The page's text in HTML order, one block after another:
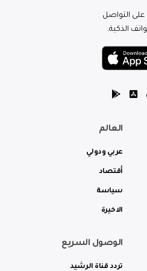
على التواصل
الذكية.
العالم
عربي ودولي
أقتصاد
سياسة
الاخيرة
الوصول السريع
تردد قناة الرشيد